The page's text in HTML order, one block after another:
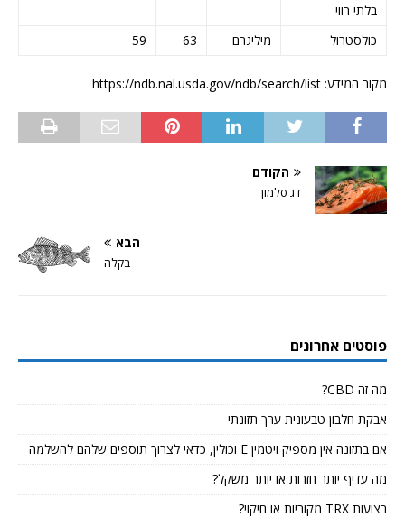
בלתי רווי
כולסטרול מיליגרם 63
59
מקור המידע: https://ndb.nal.usda.gov/ndb/search/list
הקודם
דג סלמון
הבא
בקלה
פוסטים אחרונים
מה זה CBD?
אבקת חלבון טבעונית ערך תזונתי
אם בתזונה אין מספיק ויטמין E וכולין, כדאי לצרוך תוספים שלהם להשלמה
מה עדיף יותר חזרות או יותר משקל?
רצועות TRX מקוריות או חיקוי?